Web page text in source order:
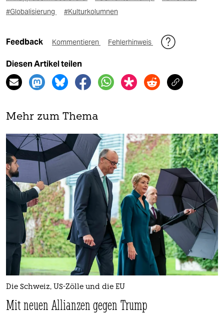
#Globalisierung
#Kulturkolumnen
Feedback Kommentieren Fehlerhinweis
Diesen Artikel teilen
Mehr zum Thema
Die Schweiz, US-Zölle und die EU
Mit neuen Allianzen gegen Trump